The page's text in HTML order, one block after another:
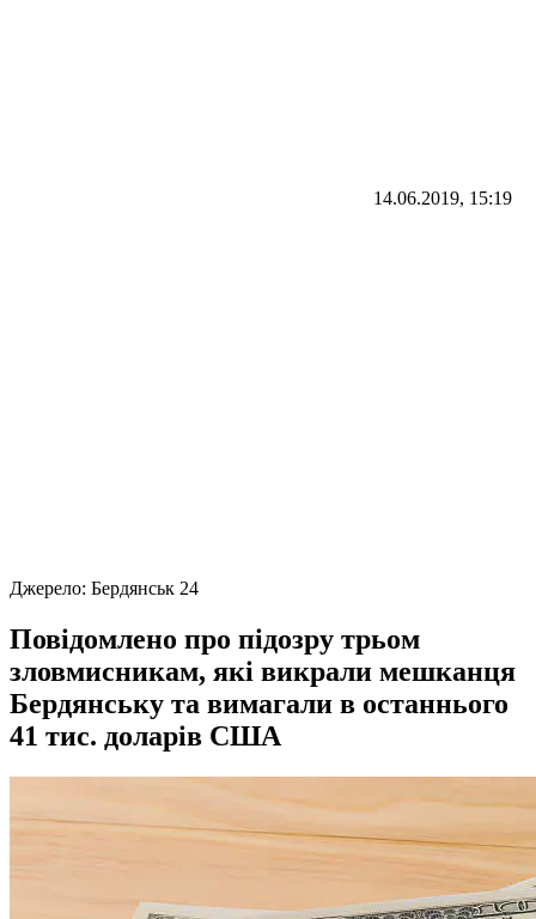
14.06.2019, 15:19
Джерело: Бердянськ 24
Повідомлено про підозру трьом
зловмисникам, які викрали мешканця
Бердянську та вимагали в останнього
41 тис. доларів США